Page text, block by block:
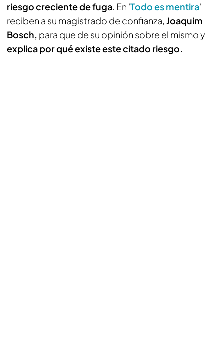
riesgo creciente de fuga. En 'Todo es mentira'
reciben a su magistrado de confianza, Joaquim
Bosch, para que de su opinión sobre el mismo y
explica por qué existe este citado riesgo.